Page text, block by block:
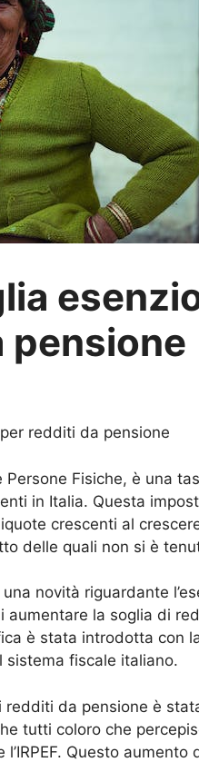
pensione
redditi da pensione
Persone Fisiche, è una
in Italia. Questa
crescenti al
delle quali non si è tenuti
novità riguardante
aumentare la soglia di
è stata introdotta con
fiscale italiano.
redditi da pensione è
tutti coloro che
Questo